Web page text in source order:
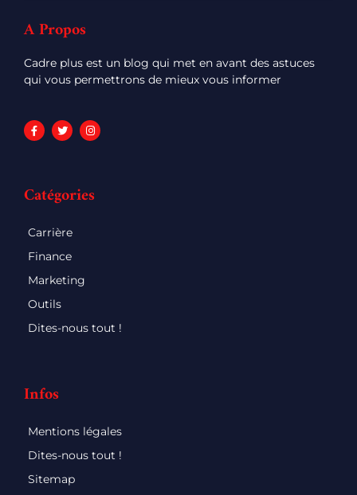
A Propos
Cadre plus est un blog qui met en avant des astuces
qui vous permettrons de mieux vous informer
Catégories
Carrière
Finance
Marketing
Outils
Dites-nous tout !
Infos
Mentions légales
Dites-nous tout !
Sitemap